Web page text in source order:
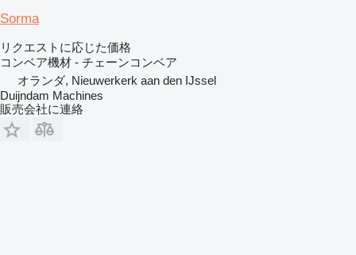
Sorma
リクエストに応じた価格
コンベア機材 - チェーンコンベア
オランダ, Nieuwerkerk aan den IJssel
Duijndam Machines
販売会社に連絡